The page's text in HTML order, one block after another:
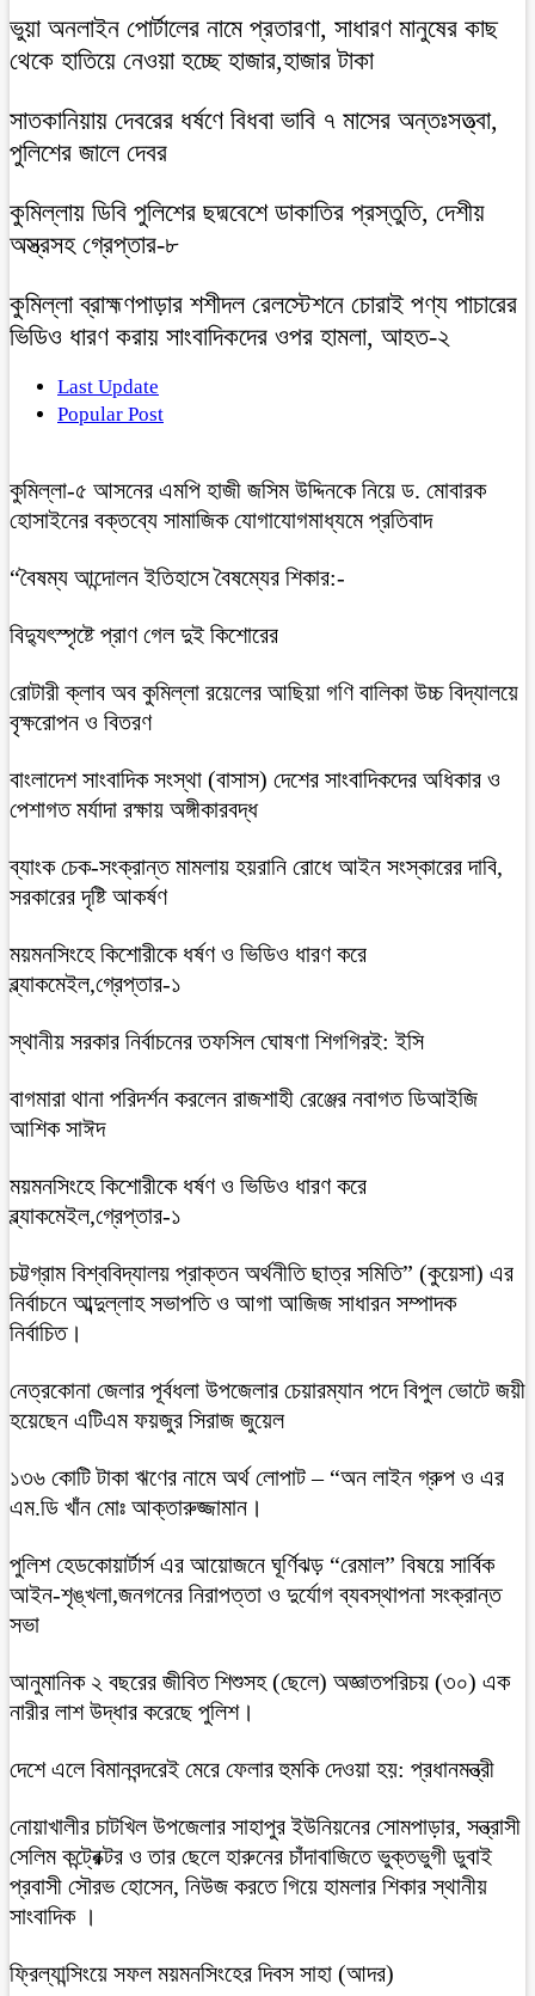
ভুয়া অনলাইন পোর্টালের নামে প্রতারণা, সাধারণ মানুষের কাছ
থেকে হাতিয়ে নেওয়া হচ্ছে হাজার,হাজার টাকা
সাতকানিয়ায় দেবরের ধর্ষণে বিধবা ভাবি ৭ মাসের অন্তঃসত্ত্বা,
পুলিশের জালে দেবর
কুমিল্লায় ডিবি পুলিশের ছদ্মবেশে ডাকাতির প্রস্তুতি, দেশীয়
অস্ত্রসহ গ্রেপ্তার-৮
কুমিল্লা ব্রাহ্মণপাড়ার শশীদল রেলস্টেশনে চোরাই পণ্য পাচারের
ভিডিও ধারণ করায় সাংবাদিকদের ওপর হামলা, আহত-২
Last Update
Popular Post
কুমিল্লা-৫ আসনের এমপি হাজী জসিম উদ্দিনকে নিয়ে ড. মোবারক
হোসাইনের বক্তব্যে সামাজিক যোগাযোগমাধ্যমে প্রতিবাদ
“বৈষম্য আন্দোলন ইতিহাসে বৈষম্যের শিকার:-
বিদ্যুৎস্পৃষ্টে প্রাণ গেল দুই কিশোরের
রোটারী ক্লাব অব কুমিল্লা রয়েলের আছিয়া গণি বালিকা উচ্চ বিদ্যালয়ে
বৃক্ষরোপন ও বিতরণ
বাংলাদেশ সাংবাদিক সংস্থা (বাসাস) দেশের সাংবাদিকদের অধিকার ও
পেশাগত মর্যাদা রক্ষায় অঙ্গীকারবদ্ধ
ব্যাংক চেক-সংক্রান্ত মামলায় হয়রানি রোধে আইন সংস্কারের দাবি,
সরকারের দৃষ্টি আকর্ষণ
ময়মনসিংহে কিশোরীকে ধর্ষণ ও ভিডিও ধারণ করে
ব্ল্যাকমেইল,গ্রেপ্তার-১
স্থানীয় সরকার নির্বাচনের তফসিল ঘোষণা শিগগিরই: ইসি
বাগমারা থানা পরিদর্শন করলেন রাজশাহী রেঞ্জের নবাগত ডিআইজি
আশিক সাঈদ
ময়মনসিংহে কিশোরীকে ধর্ষণ ও ভিডিও ধারণ করে
ব্ল্যাকমেইল,গ্রেপ্তার-১
চট্টগ্রাম বিশ্ববিদ্যালয় প্রাক্তন অর্থনীতি ছাত্র সমিতি” (কুয়েসা) এর
নির্বাচনে আব্দুল্লাহ সভাপতি ও আগা আজিজ সাধারন সম্পাদক
নির্বাচিত।
নেত্রকোনা জেলার পূর্বধলা উপজেলার চেয়ারম্যান পদে বিপুল ভোটে জয়ী
হয়েছেন এটিএম ফয়জুর সিরাজ জুয়েল
১৩৬ কোটি টাকা ঋণের নামে অর্থ লোপাট – “অন লাইন গ্রুপ ও এর
এম.ডি খাঁন মোঃ আক্তারুজ্জামান।
পুলিশ হেডকোয়ার্টার্স এর আয়োজনে ঘূর্ণিঝড় “রেমাল” বিষয়ে সার্বিক
আইন-শৃঙ্খলা,জনগনের নিরাপত্তা ও দুর্যোগ ব্যবস্থাপনা সংক্রান্ত
সভা
আনুমানিক ২ বছরের জীবিত শিশুসহ (ছেলে) অজ্ঞাতপরিচয় (৩০) এক
নারীর লাশ উদ্ধার করেছে পুলিশ।
দেশে এলে বিমানবন্দরেই মেরে ফেলার হুমকি দেওয়া হয়: প্রধানমন্ত্রী
নোয়াখালীর চাটখিল উপজেলার সাহাপুর ইউনিয়নের সোমপাড়ার, সন্ত্রাসী
সেলিম কন্ট্রেক্টর ও তার ছেলে হারুনের চাঁদাবাজিতে ভুক্তভুগী ডুবাই
প্রবাসী সৌরভ হোসেন, নিউজ করতে গিয়ে হামলার শিকার স্থানীয়
সাংবাদিক ।
ফ্রিল্যান্সিংয়ে সফল ময়মনসিংহের দিবস সাহা (আদর)